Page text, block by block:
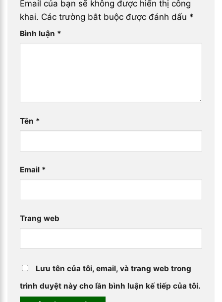
Email của bạn sẽ không được hiển thị công
khai. Các trường bắt buộc được đánh dấu *
Bình luận *
Tên *
Email *
Trang web
Lưu tên của tôi, email, và trang web trong
trình duyệt này cho lần bình luận kế tiếp của tôi.